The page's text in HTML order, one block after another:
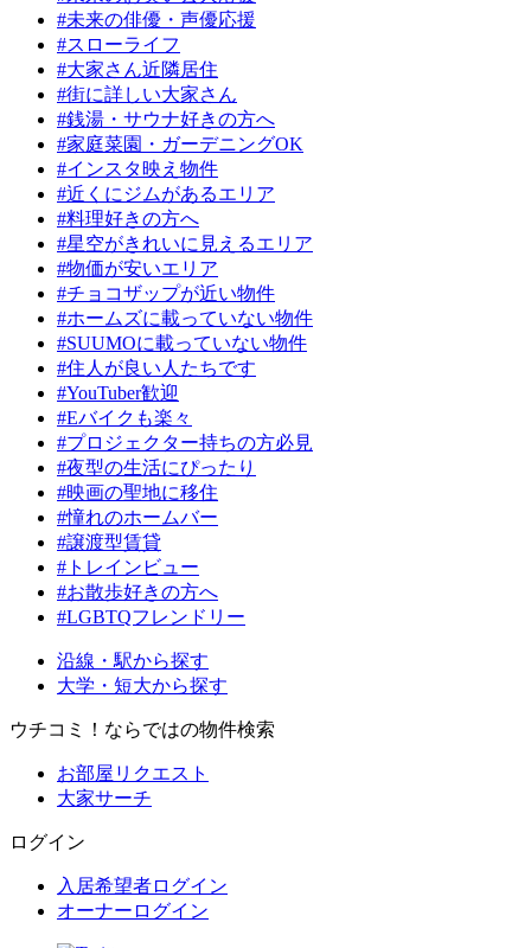
#未来の俳優・声優応援
#スローライフ
#大家さん近隣居住
#街に詳しい大家さん
#銭湯・サウナ好きの方へ
#家庭菜園・ガーデニングOK
#インスタ映え物件
#近くにジムがあるエリア
#料理好きの方へ
#星空がきれいに見えるエリア
#物価が安いエリア
#チョコザップが近い物件
#ホームズに載っていない物件
#SUUMOに載っていない物件
#住人が良い人たちです
#YouTuber歓迎
#Eバイクも楽々
#プロジェクター持ちの方必見
#夜型の生活にぴったり
#映画の聖地に移住
#憧れのホームバー
#譲渡型賃貸
#トレインビュー
#お散歩好きの方へ
#LGBTQフレンドリー
沿線・駅から探す
大学・短大から探す
ウチコミ！ならではの物件検索
お部屋リクエスト
大家サーチ
ログイン
入居希望者ログイン
オーナーログイン